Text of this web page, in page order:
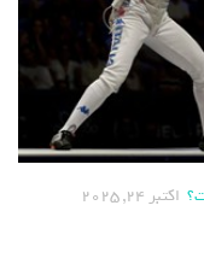
اکتبر 24, 2025